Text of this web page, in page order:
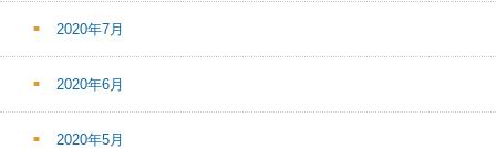
2020年7月
2020年6月
2020年5月